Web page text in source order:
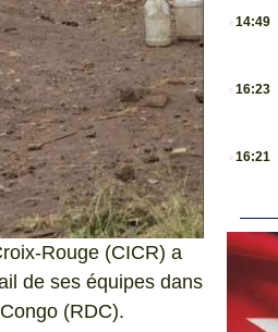
Rouge (CICR) a
de ses équipes dans
(RDC).
14:49
16:23
16:21